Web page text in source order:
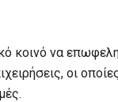
κοινό να
οι